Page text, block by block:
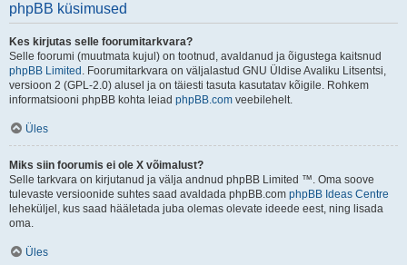
phpBB küsimused
Kes kirjutas selle foorumitarkvara?
Selle foorumi (muutmata kujul) on tootnud, avaldanud ja õigustega kaitsnud
phpBB Limited . Foorumitarkvara on väljalastud GNU Üldise Avaliku Litsentsi,
versioon 2 (GPL-2.0) alusel ja on täiesti tasuta kasutatav kõigile. Rohkem
informatsiooni phpBB kohta leiad phpBB.com veebilehelt.
Üles
Miks siin foorumis ei ole X võimalust?
Selle tarkvara on kirjutanud ja välja andnud phpBB Limited ™. Oma soove
tulevaste versioonide suhtes saad avaldada phpBB.com phpBB Ideas Centre
leheküljel, kus saad hääletada juba olemas olevate ideede eest, ning lisada
oma.
Üles